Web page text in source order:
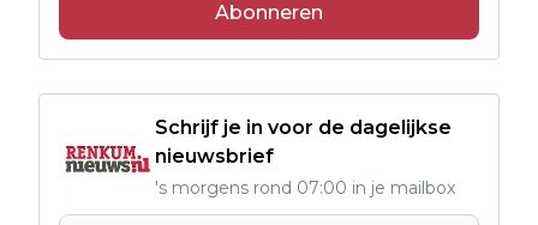
Abonneren
Schrijf je in voor de dagelijkse
nieuwsbrief
's morgens rond 07:00 in je mailbox